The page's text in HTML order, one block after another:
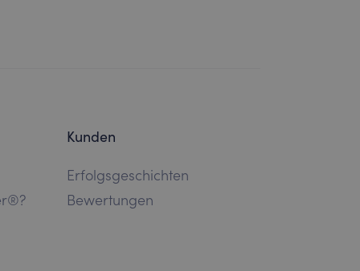
Kunden
Erfolgsgeschichten
Bewertungen